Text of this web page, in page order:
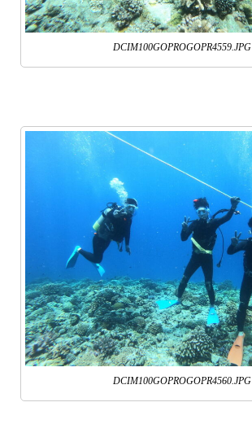
DCIM100GOPROGOPR4559.JPG
DCIM100GOPROGOPR4560.JPG